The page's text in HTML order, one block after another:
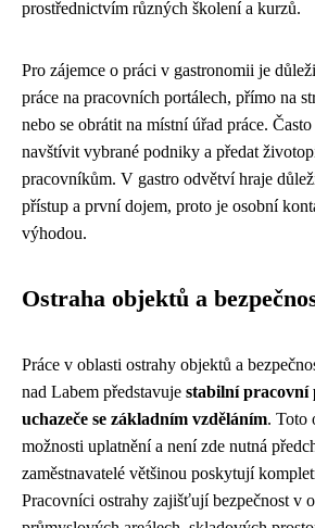
prostřednictvím různých školení a kurzů.
Pro zájemce o práci v gastronomii je
práce na pracovních portálech, přímo na
nebo se obrátit na místní úřad práce.
navštívit vybrané podniky a předat
pracovníkům. V gastro odvětví hraje
přístup a první dojem, proto je osobní
výhodou.
Ostraha objektů a
Práce v oblasti ostrahy objektů a
nad Labem představuje stabilní pracovní
uchazeče se základním vzděláním. Toto
možnosti uplatnění a není zde nutná
zaměstnavatelé většinou poskytují
Pracovníci ostrahy zajišťují bezpečnost v